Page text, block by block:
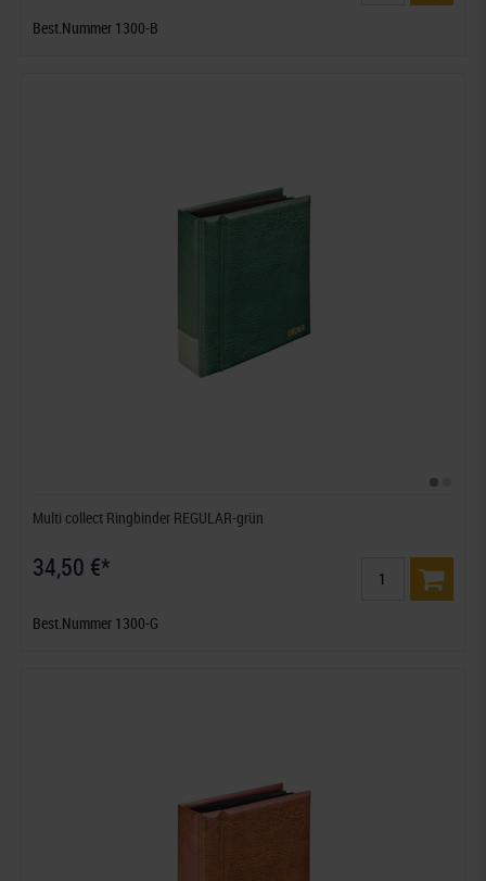
Best.Nummer 1300-B
Multi collect Ringbinder REGULAR-grün
34,50 €*
Best.Nummer 1300-G